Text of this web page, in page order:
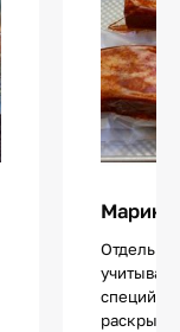
специй и